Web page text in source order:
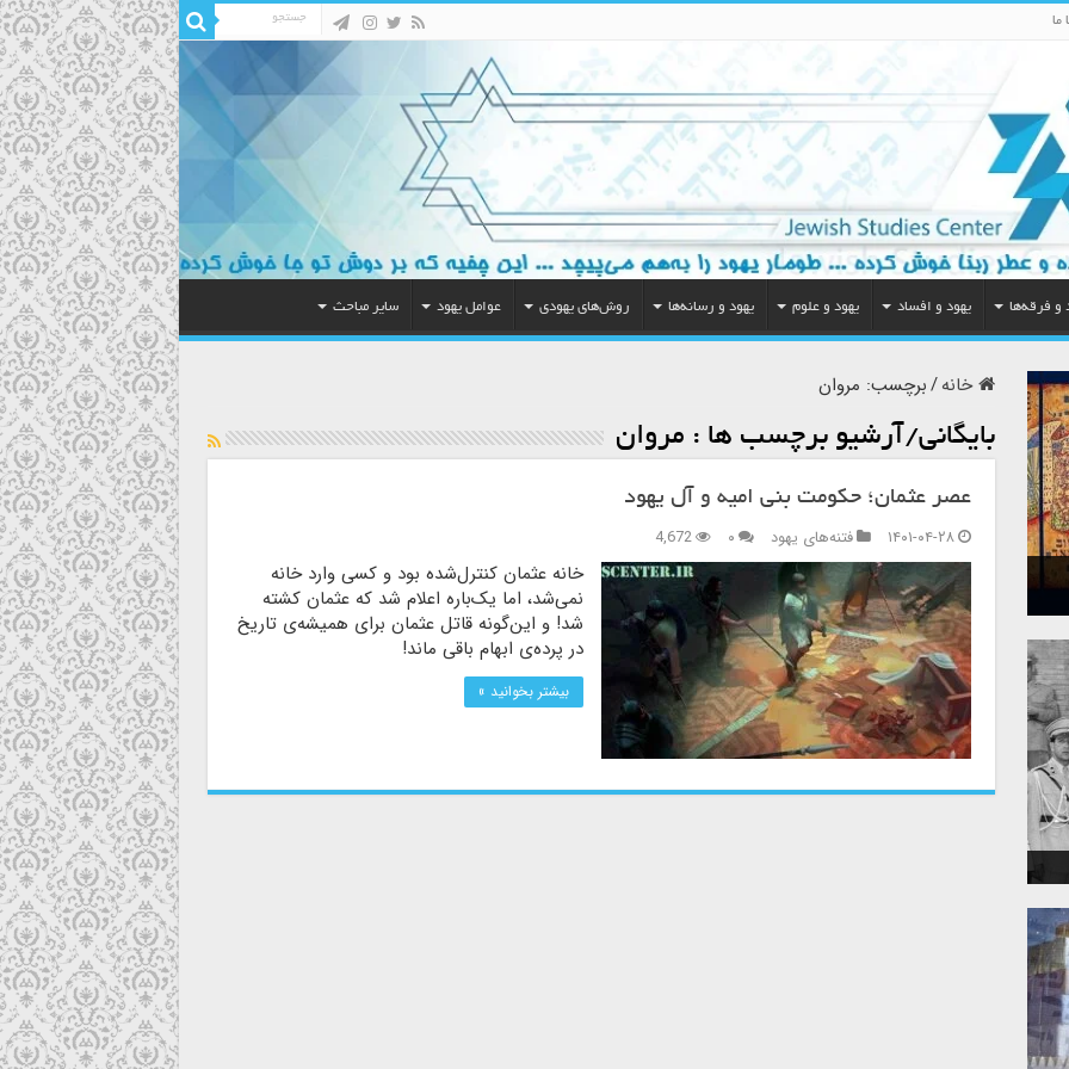
ما
و فرقه‌ها یهود و افساد یهود و علوم یهود و رسانه‌ها روش‌های یهودی عوامل یهود سایر مباحث
خانه/برچسب: مروان
بایگانی/آرشیو برچسب ها : مروان
عصر عثمان؛ حکومت بنی امیه و آل یهود
۱۴۰۱-۰۴-۲۸
فتنه‌های یهود ۰ 4,672
خانه عثمان کنترل‌شده بود و کسی وارد خانه
نمی‌شد، اما یک‌باره اعلام شد که عثمان کشته
شد! و این‌گونه قاتل عثمان برای همیشه‌ی تاریخ
در پرده‌ی ابهام باقی ماند!
بیشتر بخوانید »